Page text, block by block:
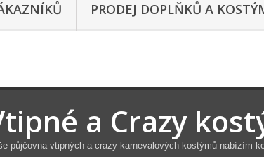
PRODEJ DOPLŇKŮ A
a Crazy
půjčovna vtipných a crazy karnevalových kostýmů nabízím